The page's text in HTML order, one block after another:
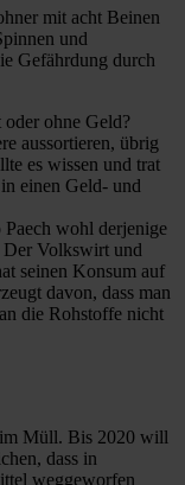
mit acht Beinen
und
Gefährdung durch
ohne Geld?
aussortieren, übrig
es wissen und trat
einen Geld- und
wohl derjenige
Der Volkswirt und
seinen Konsum auf
davon, dass man
die Rohstoffe nicht
Müll. Bis 2020 will
dass in
weggeworfen